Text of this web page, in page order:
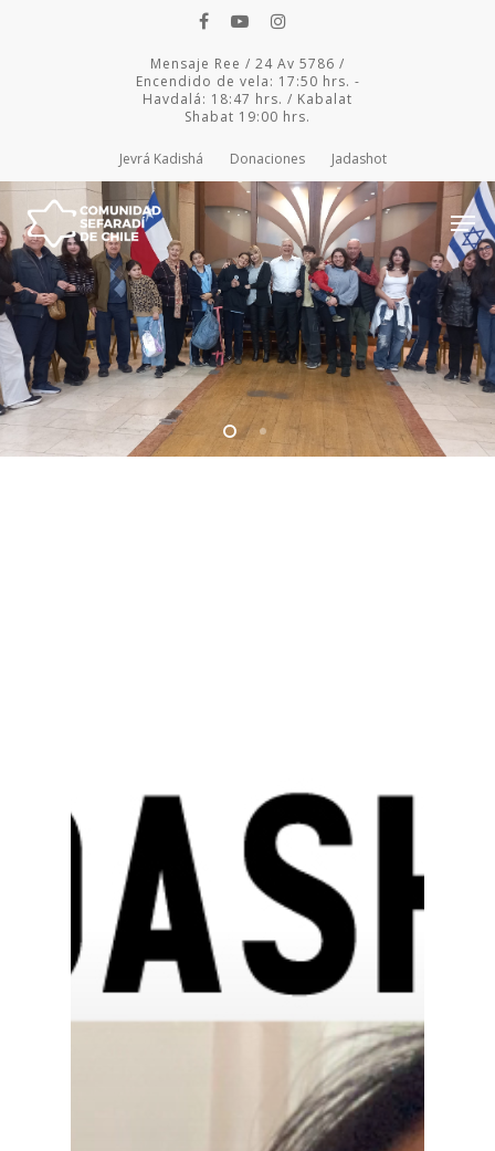
Mensaje Ree / 24 Av 5786 /
Encendido de vela: 17:50 hrs. -
Havdalá: 18:47 hrs. / Kabalat
Shabat 19:00 hrs.
Jevrá Kadishá Donaciones Jadashot
Hit enter to search or ESC to close